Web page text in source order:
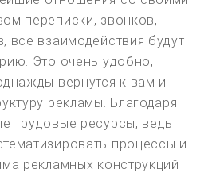
переписки, звонков,
все взаимодействия будут
Это очень удобно,
вернутся к вам и
рекламы. Благодаря
трудовые ресурсы, ведь
процессы и
рекламных конструкций